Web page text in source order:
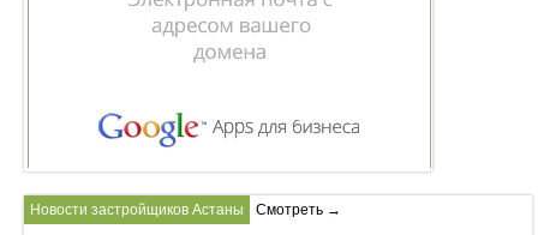
Новости застройщиков Астаны Смотреть →